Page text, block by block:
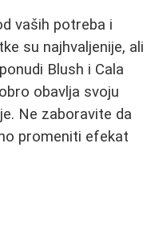
vaših potreba i
su najhvaljenije, ali
Blush i Cala
obavlja svoju
Ne zaboravite da
promeniti efekat